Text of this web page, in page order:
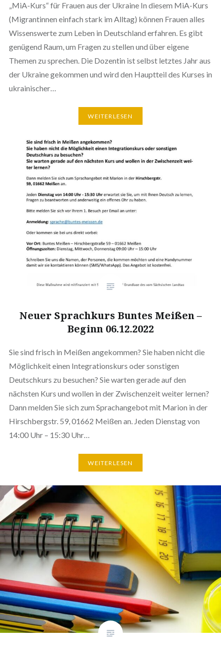
„MiA-Kurs“ für Frauen aus der Ukraine In diesem MiA-Kurs
(Migrantinnen einfach stark im Alltag) können Frauen alles
Wissenswerte zum Leben in Deutschland erfahren. Es gibt
genügend Raum, um Fragen zu stellen und über eigene
Themen zu sprechen. Die Dozentin ist selbst letztes Jahr aus
der Ukraine gekommen und wird den Hauptteil des Kurses in
ukrainischer…
WEITERLESEN
Neuer Sprachkurs Buntes Meißen –
Beginn 06.12.2022
Sie sind frisch in Meißen angekommen? Sie haben nicht die
Möglichkeit einen Integrationskurs oder sonstigen
Deutschkurs zu besuchen? Sie warten gerade auf den
nächsten Kurs und wollen in der Zwischenzeit weiter lernen?
Dann melden Sie sich zum Sprachangebot mit Marion in der
Hirschbergstr. 59, 01662 Meißen an. Jeden Dienstag von
14:00 Uhr – 15:30 Uhr…
WEITERLESEN